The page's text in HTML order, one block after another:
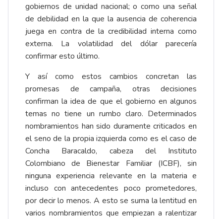
gobiernos de unidad nacional; o como una señal
de debilidad en la que la ausencia de coherencia
juega en contra de la credibilidad interna como
externa. La volatilidad del dólar parecería
confirmar esto último.
Y así como estos cambios concretan las
promesas de campaña, otras decisiones
confirman la idea de que el gobierno en algunos
temas no tiene un rumbo claro. Determinados
nombramientos han sido duramente criticados en
el seno de la propia izquierda como es el caso de
Concha Baracaldo, cabeza del Instituto
Colombiano de Bienestar Familiar (ICBF), sin
ninguna experiencia relevante en la materia e
incluso con antecedentes poco prometedores,
por decir lo menos. A esto se suma la lentitud en
varios nombramientos que empiezan a ralentizar